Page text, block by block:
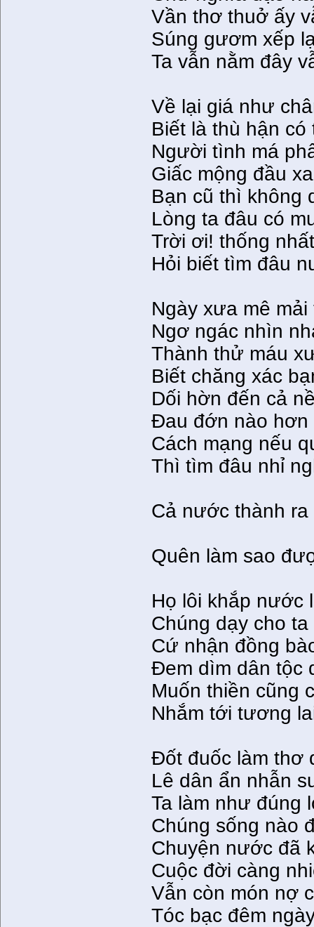
Vần thơ thuở ấy
Súng gươm xếp
Ta vẫn nằm đây
Về lại giá như
Biết là thù hận có
Người tình má
Giấc mộng đầu
Bạn cũ thì không
Lòng ta đâu có
Trời ơi! thống
Hỏi biết tìm đâu
Ngày xưa mê
Ngơ ngác nhìn
Thành thử máu
Biết chăng xác
Dối hờn đến cả
Ðau đớn nào
Cách mạng nếu
Thì tìm đâu nhỉ
Cả nước thành
Quên làm sao
Họ lôi khắp nước
Chúng dạy cho
Cứ nhận đồng
Ðem dìm dân tộc
Muốn thiền cũng
Nhắm tới tương
Ðốt đuốc làm thơ
Lê dân ẩn nhẫn
Ta làm như đúng
Chúng sống nào
Chuyện nước đã
Cuộc đời càng
Vẫn còn món nợ
Tóc bạc đêm